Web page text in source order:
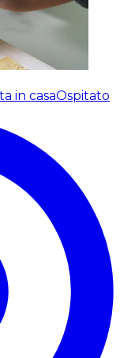
in casaOspitato